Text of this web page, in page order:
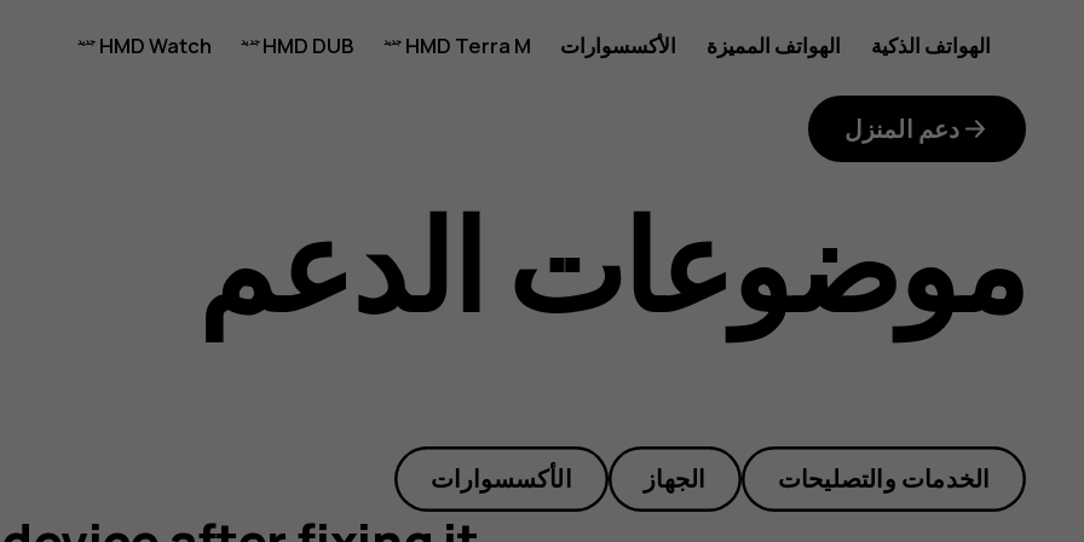
What
if
break
الهواتف الذكية الهواتف المميزة الأكسسوارات HMD Terra M
HMD DUB
HMD Watch
دعم المنزل
موضوعات الدعم
الخدمات والتصليحات الجهاز الأكسسوارات